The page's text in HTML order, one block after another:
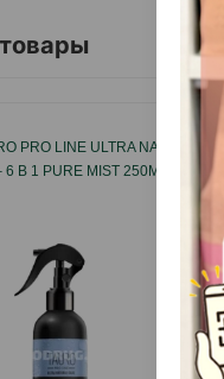
PRO LINE ULTRA NATURAL
6 В 1 PURE MIST 250МЛ